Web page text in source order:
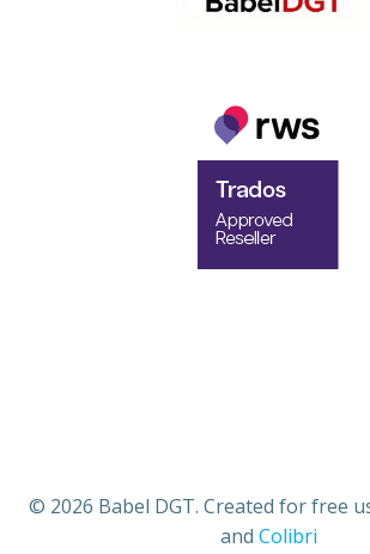
© 2026 Babel DGT. Created for free
and Colibri